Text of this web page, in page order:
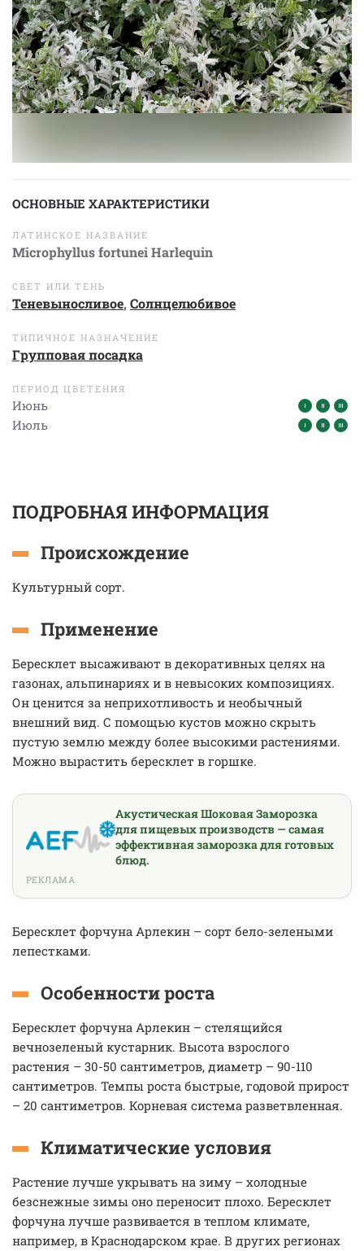
ОСНОВНЫЕ ХАРАКТЕРИСТИКИ
ЛАТИНСКОЕ НАЗВАНИЕ
Microphyllus fortunei Harlequin
СВЕТ ИЛИ ТЕНЬ
Теневыносливое, Солнцелюбивое
ТИПИЧНОЕ НАЗНАЧЕНИЕ
Групповая посадка
ПЕРИОД ЦВЕТЕНИЯ
Июнь
Июль
ПОДРОБНАЯ ИНФОРМАЦИЯ
Происхождение
Культурный сорт.
Применение
Бересклет высаживают в декоративных целях на
газонах, альпинариях и в невысоких композициях.
Он ценится за неприхотливость и необычный
внешний вид. С помощью кустов можно скрыть
пустую землю между более высокими растениями.
Можно вырастить бересклет в горшке.
Акустическая Шоковая Заморозка
для пищевых производств — самая
эффективная заморозка для готовых
блюд.
РЕКЛАМА
Бересклет форчуна Арлекин – сорт бело-зелеными
лепестками.
Особенности роста
Бересклет форчуна Арлекин – стелящийся
вечнозеленый кустарник. Высота взрослого
растения – 30-50 сантиметров, диаметр – 90-110
сантиметров. Темпы роста быстрые, годовой прирост
– 20 сантиметров. Корневая система разветвленная.
Климатические условия
Растение лучше укрывать на зиму – холодные
безснежные зимы оно переносит плохо. Бересклет
форчуна лучше развивается в теплом климате,
например, в Краснодарском крае. В других регионах